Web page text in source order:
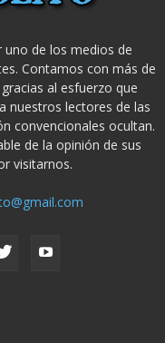
de los medios de
Contamos con más de
al esfuerzo que
nuestros lectores de las
convencionales ocultan.
de la opinión de sus
visitarnos.